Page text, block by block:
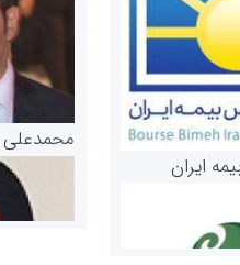
ایران
محمدعلی